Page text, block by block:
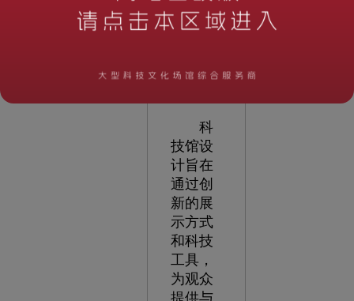
1582
时
间：
12:42:26
科
技馆设
计旨在
通过创
新的展
示方式
和科技
工具，
为观众